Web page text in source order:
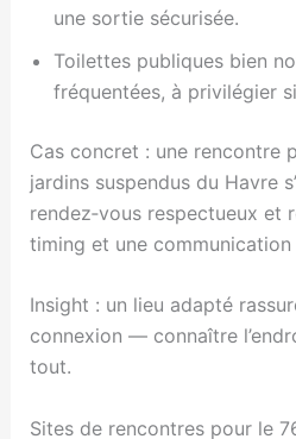
une sortie sécurisée.
Toilettes publiques bien
fréquentées, à privilégier
Cas concret : une rencontre
jardins suspendus du Havre
rendez‑vous respectueux et
timing et une communication
Insight : un lieu adapté
connexion — connaître
tout.
Sites de rencontres pour le